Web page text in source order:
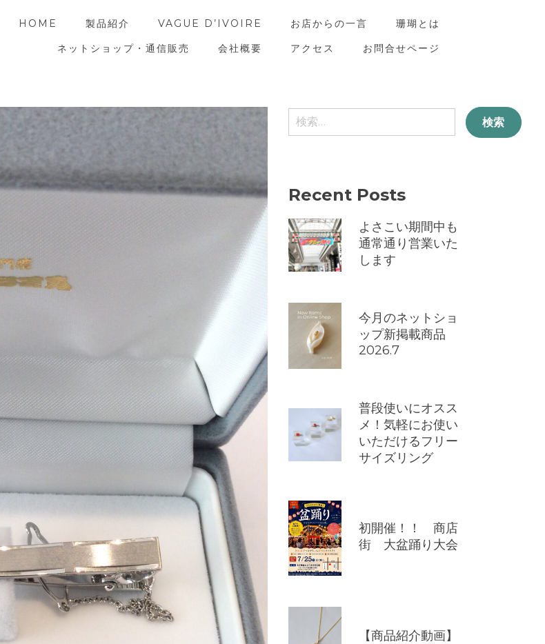
HOME 製品紹介 VAGUE D’IVOIRE お店からの一言
珊瑚とは
ネットショップ・通信販売
会社概要 アクセス お問合せページ
検
索:
Recent Posts
よさこい期間中も
通常通り営業いた
します
今月のネットショ
ップ新掲載商品
2026.7
普段使いにオスス
メ！気軽にお使い
いただけるフリー
サイズリング
初開催！！ 商店
街 大盆踊り大会
【商品紹介動画】